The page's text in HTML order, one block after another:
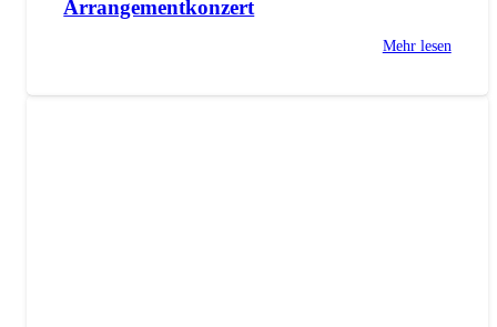
Arrangementkonzert
Mehr lesen